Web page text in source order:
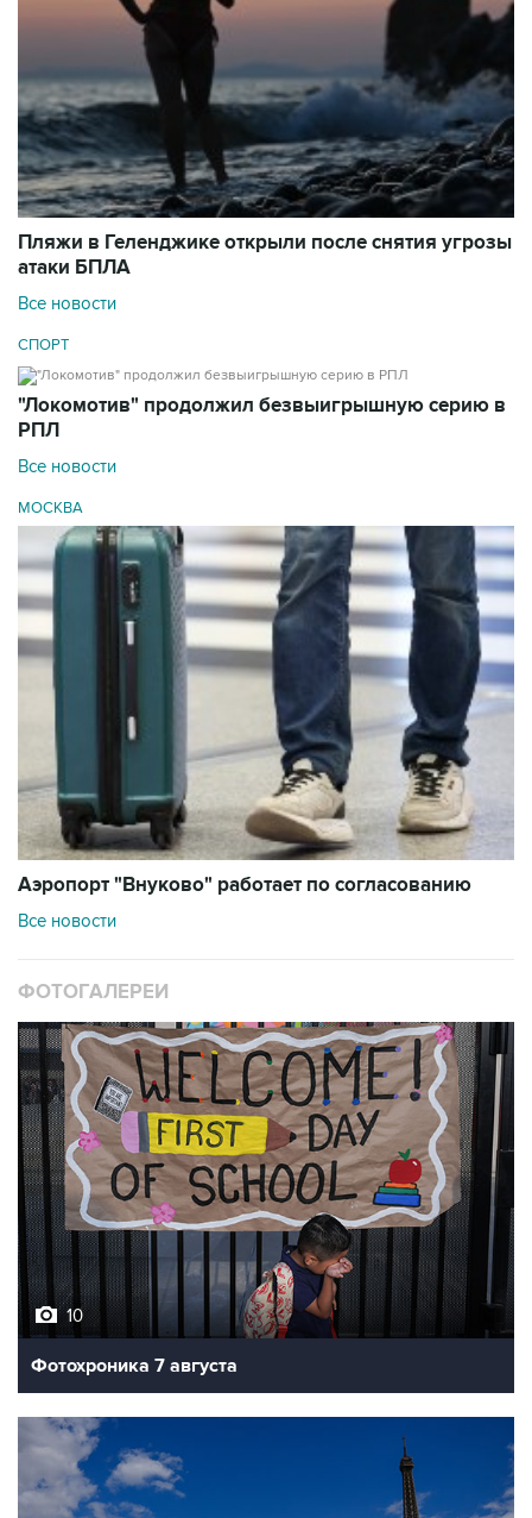
Пляжи в Геленджике открыли после снятия угрозы
атаки БПЛА
Все новости
СПОРТ
"Локомотив" продолжил безвыигрышную серию в
РПЛ
Все новости
МОСКВА
Аэропорт "Внуково" работает по согласованию
Все новости
ФОТОГАЛЕРЕИ
10
Фотохроника 7 августа